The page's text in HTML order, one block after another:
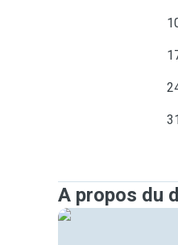
A propos du